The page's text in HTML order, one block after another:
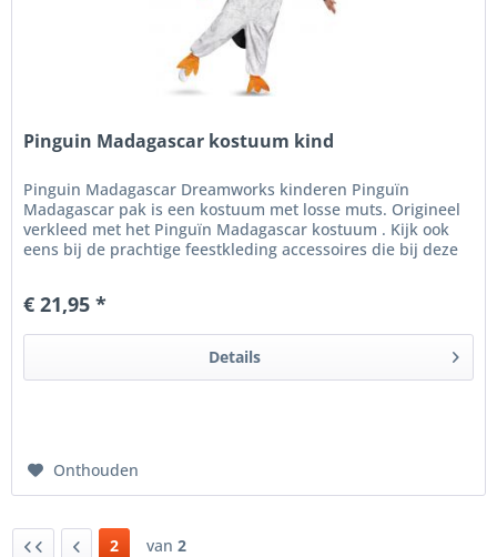
Pinguin Madagascar kostuum kind
Pinguin Madagascar Dreamworks kinderen Pinguïn
Madagascar pak is een kostuum met losse muts. Origineel
verkleed met het Pinguïn Madagascar kostuum . Kijk ook
eens bij de prachtige feestkleding accessoires die bij deze
€ 21,95 *
Details
Onthouden
2 van 2